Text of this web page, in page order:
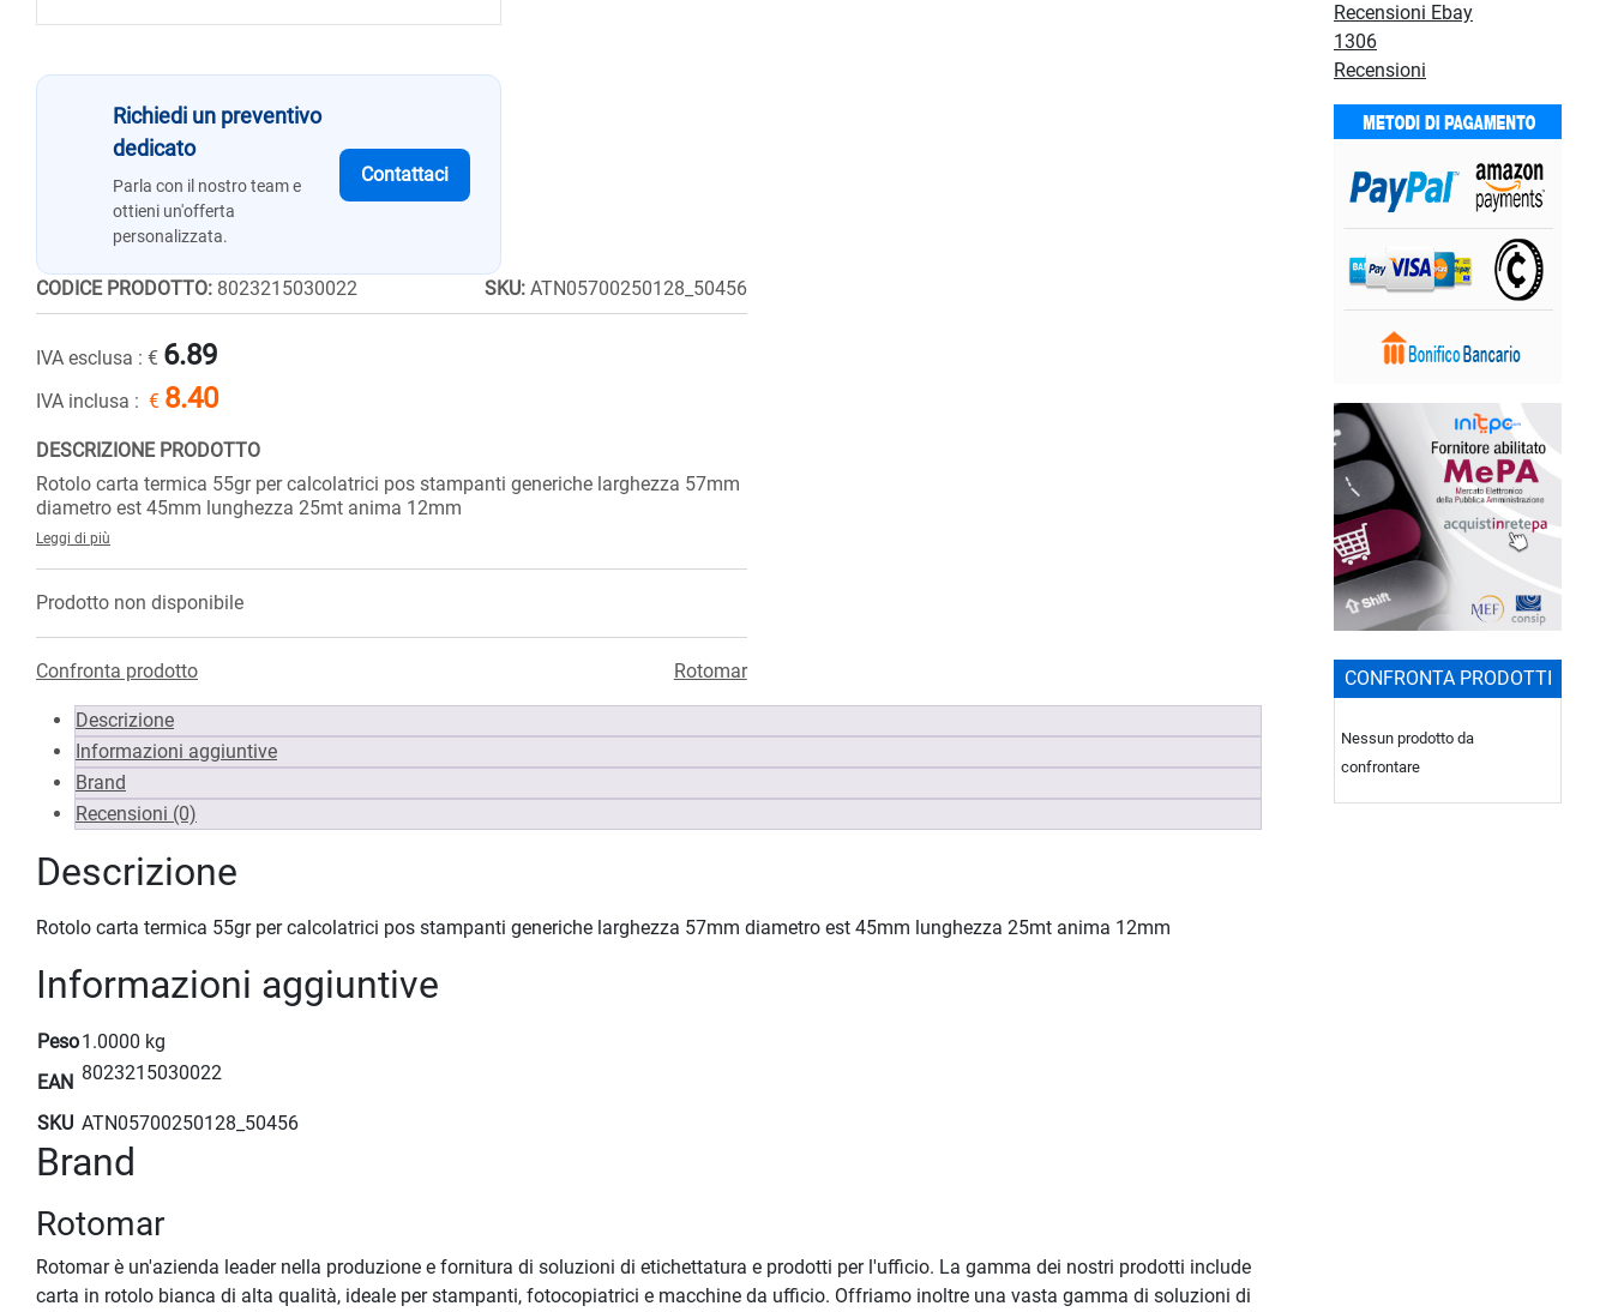
Richiedi un preventivo
dedicato
Parla con il nostro team e
ottieni un'offerta
personalizzata.
Contattaci
CODICE PRODOTTO: 8023215030022 SKU: ATN05700250128_50456
IVA esclusa : € 6.89
IVA inclusa : € 8.40
DESCRIZIONE PRODOTTO
Rotolo carta termica 55gr per calcolatrici pos stampanti generiche larghezza 57mm
diametro est 45mm lunghezza 25mt anima 12mm
Leggi di più
Prodotto non disponibile
Confronta prodotto Rotomar
Descrizione
Informazioni aggiuntive
Brand
Recensioni (0)
Descrizione
Rotolo carta termica 55gr per calcolatrici pos stampanti generiche larghezza 57mm diametro est 45mm lunghezza 25mt anima 12mm
Informazioni aggiuntive
Peso1.0000 kg
EAN 8023215030022
SKU ATN05700250128_50456
Brand
Rotomar
Rotomar è un'azienda leader nella produzione e fornitura di soluzioni di etichettatura e prodotti per l'ufficio. La gamma dei nostri prodotti include
carta in rotolo bianca di alta qualità, ideale per stampanti, fotocopiatrici e macchine da ufficio. Offriamo inoltre una vasta gamma di soluzioni di
Recensioni Ebay
1306
Recensioni
CONFRONTA PRODOTTI
Nessun prodotto da
confrontare